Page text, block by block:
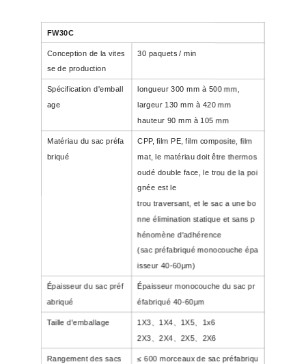
FW30C
Conception de la vites
se de production
30 paquets / min
Spécification d'emball
age
longueur 300 mm à 500 mm,
largeur 130 mm à 420 mm
hauteur 90 mm à 105 mm
Matériau du sac préfa
briqué
CPP, film PE, film composite, film
mat, le matériau doit être thermos
oudé double face, le trou de la poi
gnée est le
trou traversant, et le sac a une bo
nne élimination statique et sans p
hénomène d'adhérence
(sac préfabriqué monocouche épa
isseur 40-60μm)
Épaisseur du sac préf
abriqué
Épaisseur monocouche du sac pr
éfabriqué 40-60μm
Taille d'emballage
1X3、1X4、1X5、1x6
2X3、2X4、2X5、2X6
Rangement des sacs ≤600 morceaux de sac préfabriqu